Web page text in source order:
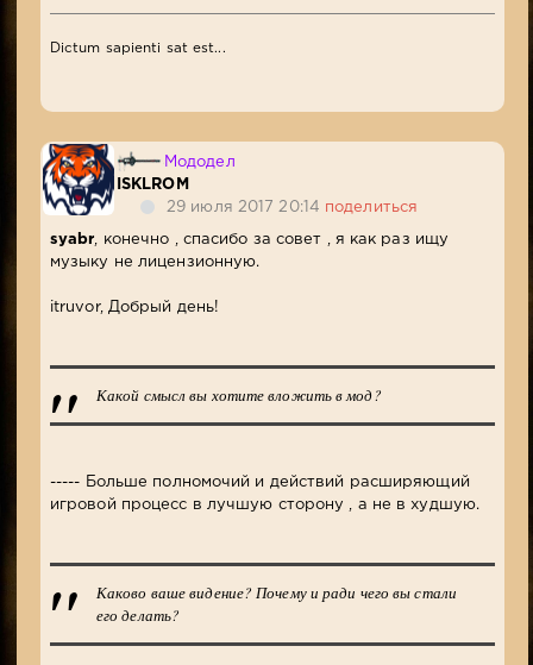
Dictum sapienti sat est...
Мододел
ISKLROM
29 июля 2017 20:14 поделиться
syabr , конечно , спасибо за совет , я как раз ищу
музыку не лицензионную.
itruvor, Добрый день!
Какой смысл вы хотите вложить в мод?
----- Больше полномочий и действий расширяющий
игровой процесс в лучшую сторону , а не в худшую.
Каково ваше видение? Почему и ради чего вы стали
его делать?